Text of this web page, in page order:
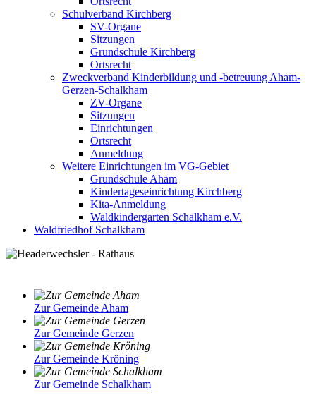
Schulverband Kirchberg
SV-Organe
Sitzungen
Grundschule Kirchberg
Ortsrecht
Zweckverband Kinderbildung und -betreuung Aham-
Gerzen-Schalkham
ZV-Organe
Sitzungen
Einrichtungen
Ortsrecht
Anmeldung
Weitere Einrichtungen im VG-Gebiet
Grundschule Aham
Kindertageseinrichtung Kirchberg
Kita-Anmeldung
Waldkindergarten Schalkham e.V.
Waldfriedhof Schalkham
Zur Gemeinde Aham
Zur Gemeinde Gerzen
Zur Gemeinde Kröning
Zur Gemeinde Schalkham